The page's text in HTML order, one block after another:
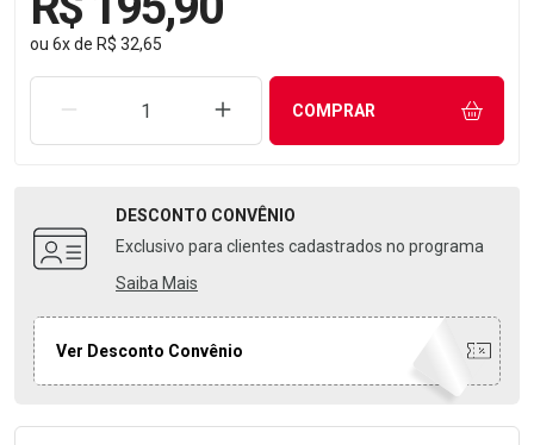
ou 6xde R$ 32,65
REMOVER UMA UNIDADEAUMENTAR UMA UNIDADE
COMPRAR
DESCONTO CONVÊNIO
Exclusivo para clientes cadastrados no programa
Saiba Mais
Ver Desconto Convênio